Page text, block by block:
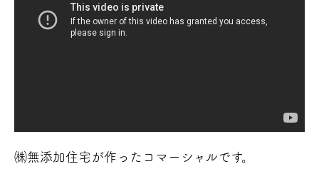
㈱無添加住宅が作ったコマーシャルです。